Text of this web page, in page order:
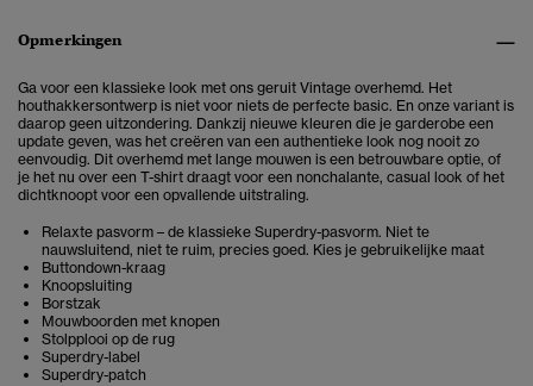
Opmerkingen
Ga voor een klassieke look met ons geruit Vintage overhemd. Het
houthakkersontwerp is niet voor niets de perfecte basic. En onze variant is
daarop geen uitzondering. Dankzij nieuwe kleuren die je garderobe een
update geven, was het creëren van een authentieke look nog nooit zo
eenvoudig. Dit overhemd met lange mouwen is een betrouwbare optie, of
je het nu over een T-shirt draagt voor een nonchalante, casual look of het
dichtknoopt voor een opvallende uitstraling.
Relaxte pasvorm – de klassieke Superdry-pasvorm. Niet te
nauwsluitend, niet te ruim, precies goed. Kies je gebruikelijke maat
Buttondown-kraag
Knoopsluiting
Borstzak
Mouwboorden met knopen
Stolpplooi op de rug
Superdry-label
Superdry-patch